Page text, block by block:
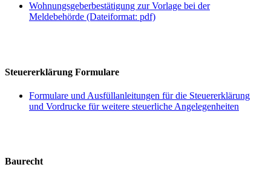
Wohnungsgeberbestätigung zur Vorlage bei der
Meldebehörde (Dateiformat: pdf)
Steuererklärung Formulare
Formulare und Ausfüllanleitungen für die Steuererklärung
und Vordrucke für weitere steuerliche Angelegenheiten
Baurecht